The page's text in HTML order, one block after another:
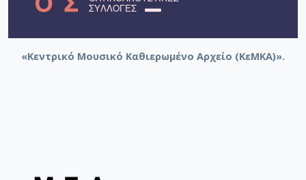
«Κεντρικό Μουσικό Καθιερωμένο Αρχείο (ΚεΜΚΑ)».